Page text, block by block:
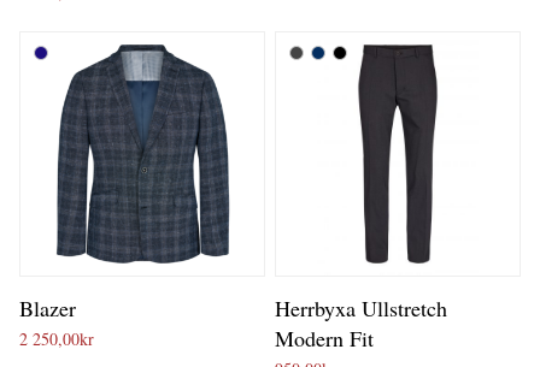
Blazer
2 250,00kr
Herrbyxa Ullstretch
Modern Fit